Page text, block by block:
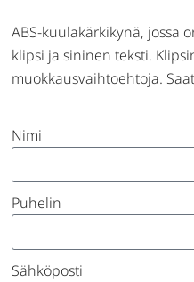
ABS-kuulakärkikynä, jossa
klipsi ja sininen teksti.
muokkausvaihtoehtoja.
Nimi
Puhelin
Sähköposti